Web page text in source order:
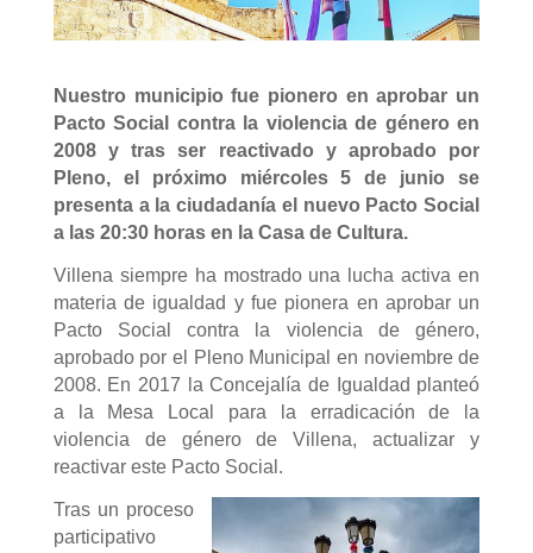
Nuestro municipio fue pionero en aprobar un
Pacto Social contra la violencia de género en
2008 y tras ser reactivado y aprobado por
Pleno, el próximo miércoles 5 de junio se
presenta a la ciudadanía el nuevo Pacto Social
a las 20:30 horas en la Casa de Cultura.
Villena siempre ha mostrado una lucha activa en
materia de igualdad y fue pionera en aprobar un
Pacto Social contra la violencia de género,
aprobado por el Pleno Municipal en noviembre de
2008. En 2017 la Concejalía de Igualdad planteó
a la Mesa Local para la erradicación de la
violencia de género de Villena, actualizar y
reactivar este Pacto Social.
Tras un proceso
participativo